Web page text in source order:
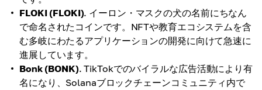
FLOKI (FLOKI). イーロン・マスクの犬の名前にちなん
で命名されたコインです。NFTや教育エコシステムを含
む多岐にわたるアプリケーションの開発に向けて急速に
進展しています。
Bonk (BONK). TikTokでのバイラルな広告活動により有
名になり、Solanaブロックチェーンコミュニティ内で